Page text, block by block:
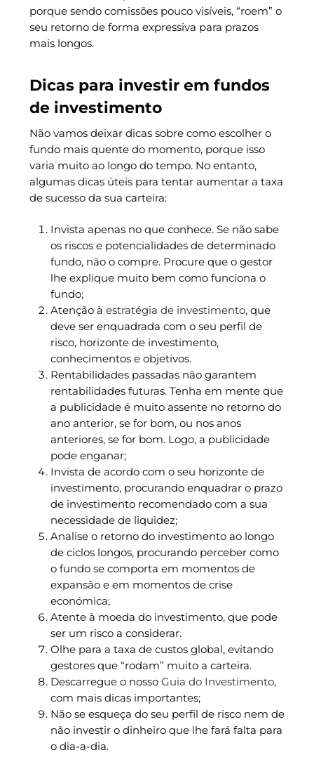
porque sendo comissões pouco visíveis, “roem” o
seu retorno de forma expressiva para prazos
mais longos.
Dicas para investir em fundos
de investimento
Não vamos deixar dicas sobre como escolher o
fundo mais quente do momento, porque isso
varia muito ao longo do tempo. No entanto,
algumas dicas úteis para tentar aumentar a taxa
de sucesso da sua carteira:
Invista apenas no que conhece. Se não sabe
os riscos e potencialidades de determinado
fundo, não o compre. Procure que o gestor
lhe explique muito bem como funciona o
fundo;
Atenção à estratégia de investimento, que
deve ser enquadrada com o seu perfil de
risco, horizonte de investimento,
conhecimentos e objetivos.
Rentabilidades passadas não garantem
rentabilidades futuras. Tenha em mente que
a publicidade é muito assente no retorno do
ano anterior, se for bom, ou nos anos
anteriores, se for bom. Logo, a publicidade
pode enganar;
Invista de acordo com o seu horizonte de
investimento, procurando enquadrar o prazo
de investimento recomendado com a sua
necessidade de liquidez;
Analise o retorno do investimento ao longo
de ciclos longos, procurando perceber como
o fundo se comporta em momentos de
expansão e em momentos de crise
económica;
Atente à moeda do investimento, que pode
ser um risco a considerar.
Olhe para a taxa de custos global, evitando
gestores que “rodam” muito a carteira.
Descarregue o nosso Guia do Investimento,
com mais dicas importantes;
Não se esqueça do seu perfil de risco nem de
não investir o dinheiro que lhe fará falta para
o dia-a-dia.